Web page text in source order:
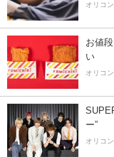
オリコ
お値
い
オリコ
ー”
オリコ